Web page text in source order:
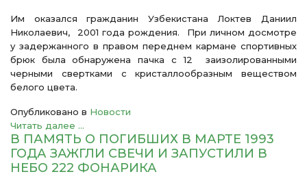
Им оказался гражданин Узбекистана Локтев Даниил
Николаевич, 2001 года рождения. При личном досмотре
у задержанного в правом переднем кармане спортивных
брюк была обнаружена пачка с 12 заизолированными
черными свертками с кристаллообразным веществом
белого цвета.
Опубликовано в Новости
Читать далее ...
В ПАМЯТЬ О ПОГИБШИХ В МАРТЕ 1993
ГОДА ЗАЖГЛИ СВЕЧИ И ЗАПУСТИЛИ В
НЕБО 222 ФОНАРИКА